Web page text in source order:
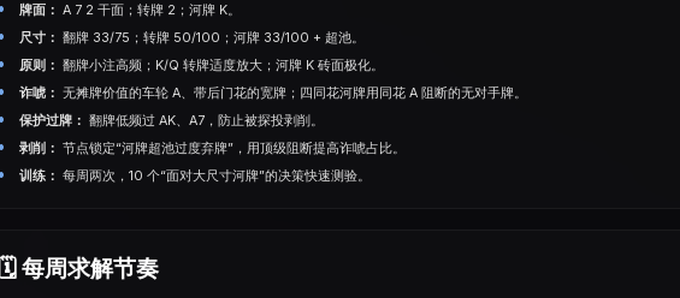
牌面： A 7 2 干面；转牌 2；河牌 K。
尺⼨： 翻牌 33/75；转牌 50/100；河牌 33/100 + 超池。
原则： 翻牌小注高频；K/Q 转牌适度放大；河牌 K 砖面极化。
诈唬： 无摊牌价值的车轮 A、带后门花的宽牌；四同花河牌用同花 A 阻断的无对手牌。
保护过牌： 翻牌低频过 AK、A7，防止被探投剥削。
剥削： 节点锁定“河牌超池过度弃牌”，用顶级阻断提高诈唬占比。
训练： 每周两次，10 个“面对大尺⼨河牌”的决策快速测验。
🗓️ 每周求解节奏